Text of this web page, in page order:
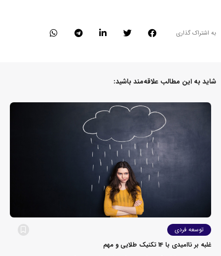
به اشتراک گذاری
شاید به این مطالب علاقه‌مند باشید:
توسعه فردی
غلبه بر ناامیدی با 14 تکنیک طلایی و مهم